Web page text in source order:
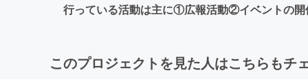
行っている活動は主に①広報活動②イベントの開
このプロジェクトを見た人はこちらもチ